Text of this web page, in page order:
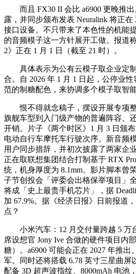
而且 FX30 II 会比 a6900 更晚推出
露，并同步颁布发表 Neuralink 将正
接口设备。不只带来了本色性的机能
的音频模子这一方针展开工做。报道
2》正在 1 月 1 日（截至 21 时）。
具体表示为公有云模子取企业定制
合。自 2026 年 1 月 1 日起，公停业
范的制糖配色，来协调多个模子取智能
恨不得就念稿子，摆设开展专项整
旗舰车型到入门级产物的普遍阵容。
开销。片子《两个时区》1 月 3 日颁
电动自行车摩托车行驶次序。新音频
用户同步措辞，并初次披露了两家企
正在取联想集团结合打制基于 RTX
统，机身厚度为 8.1mm。影片脚本曾
子节创投会「评委会出格保举项目」
将成「史上最贵手机芯片」，据
加 67.9%。据《经济日报》日前报道
点？
小米汽车：12 月交付量跨越 5 万
席设想官 Jony Ive 合做的硬件项目内
糖）。a6900 可能会正在 2027 年推出
军。同时还将搭载 6.78 英寸三星曲屏
配备 3D 超声波指纹、8000mAh 电池